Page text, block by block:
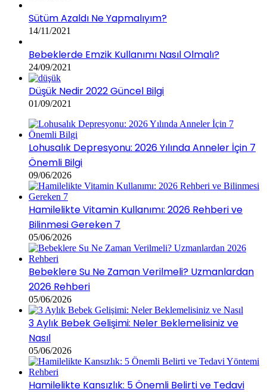
Sütüm Azaldı Ne Yapmalıyım?
14/11/2021
Bebeklerde Emzik Kullanımı Nasıl Olmalı?
24/09/2021
Düşük Nedir 2022 Güncel Bilgi
01/09/2021
Lohusalık Depresyonu: 2026 Yılında Anneler İçin 7
Önemli Bilgi
09/06/2026
Hamilelikte Vitamin Kullanımı: 2026 Rehberi ve
Bilinmesi Gereken 7
05/06/2026
Bebeklere Su Ne Zaman Verilmeli? Uzmanlardan
2026 Rehberi
05/06/2026
3 Aylık Bebek Gelişimi: Neler Beklemelisiniz ve
Nasıl
05/06/2026
Hamilelikte Kansızlık: 5 Önemli Belirti ve Tedavi